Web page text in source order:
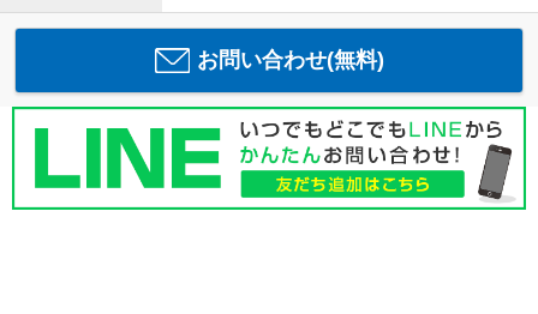
お問い合わせ(無料)